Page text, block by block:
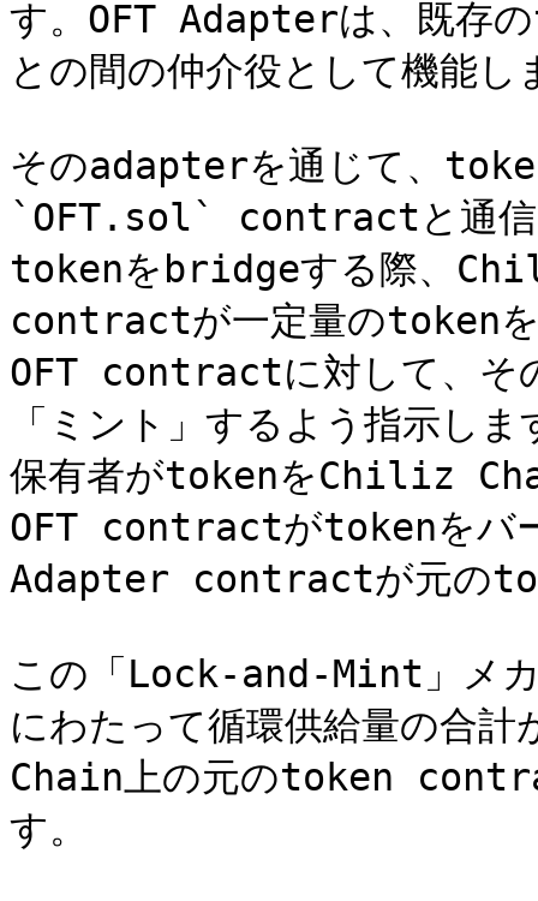
す。OFT Adapterは、既存
との間の仲介役として機能し
そのadapterを通じて、
`OFT.sol` contractと通信
tokenをbridgeする際、
contractが一定量のtokenを
OFT contractに対して、そ
「ミント」するよう指示し
保有者がtokenをChiliz
OFT contractがtokenをバ
Adapter contractが元の
この「Lock-and-Mint」メ
にわたって循環供給量の合
Chain上の元のtoken
す。